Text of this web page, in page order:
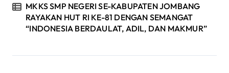
MKKS SMP NEGERI SE-KABUPATEN JOMBANG
RAYAKAN HUT RI KE-81 DENGAN SEMANGAT
“INDONESIA BERDAULAT, ADIL, DAN MAKMUR”